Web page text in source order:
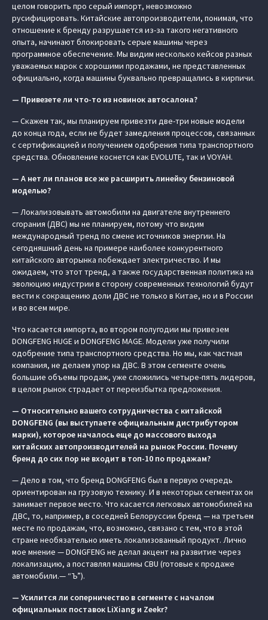
целом говорить про серый импорт, невозможно
русифицировать. Китайские автопроизводители, понимая, что
отношение к бренду разрушается из-за такого негативного
опыта, начинают блокировать серые машины через
программное обеспечение. Мы видим несколько кейсов разных
уважаемых марок с хорошими продажами, не представленных
официально, когда машины буквально превращались в кирпичи.
— Привезете ли что-то из новинок автосалона?
— Скажем так, мы планируем привезти две-три новые модели
до конца года, если не будет замедления процессов, связанных
с сертификацией и получением одобрения типа транспортного
средства. Обновление коснется как EVOLUTE, так и VOYAH.
— А нет ли планов все же расширить линейку бензиновой
моделью?
— Локализовывать автомобили на двигателе внутреннего
сгорания (ДВС) мы не планируем, потому что видим
международный тренд по смене источников энергии. На
сегодняшний день на примере наиболее конкурентного
китайского авторынка побеждает электричество. И мы
ожидаем, что этот тренд, а также государственная политика на
эволюцию индустрии в сторону современных технологий будут
вести к сокращению доли ДВС не только в Китае, но и в России
и во всем мире.
Что касается импорта, во втором полугодии мы привезем
DONGFENG HUGE и DONGFENG MAGE. Модели уже получили
одобрение типа транспортного средства. Но мы, как частная
компания, не делаем упор на ДВС. В этом сегменте очень
большие объемы продаж, уже сложились четыре-пять лидеров,
в целом рынок страдает от переизбытка предложения.
— Относительно вашего сотрудничества с китайской
DONGFENG (вы выступаете официальным дистрибутором
марки), которое началось еще до массового выхода
китайских автопроизводителей на рынок России. Почему
бренд до сих пор не входит в топ-10 по продажам?
— Дело в том, что бренд DONGFENG был в первую очередь
ориентирован на грузовую технику. И в некоторых сегментах он
занимает первое место. Что касается легковых автомобилей на
ДВС, то, например, в соседней Белоруссии бренд — на третьем
месте по продажам, что, возможно, связано с тем, что в этой
стране необязательно иметь локализованный продукт. Лично
мое мнение — DONGFENG не делал акцент на развитие через
локализацию, а поставлял машины CBU (готовые к продаже
автомобили.— “Ъ”).
— Усилится ли соперничество в сегменте с началом
официальных поставок LiXiang и Zeekr?